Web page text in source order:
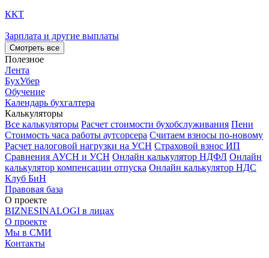
ККТ
Зарплата и другие выплаты
Смотреть все
Полезное
Лента
БухУбер
Обучение
Календарь бухгалтера
Калькуляторы
Все калькуляторы Расчет стоимости бухобслуживания Пени
Стоимость часа работы аутсорсера Считаем взносы по-новому
Расчет налоговой нагрузки на УСН Страховой взнос ИП
Сравнения АУСН и УСН Онлайн калькулятор НДФЛ Онлайн
калькулятор компенсации отпуска Онлайн калькулятор НДС
Клуб БиН
Правовая база
О проекте
BIZNESINALOGI в лицах
О проекте
Мы в СМИ
Контакты